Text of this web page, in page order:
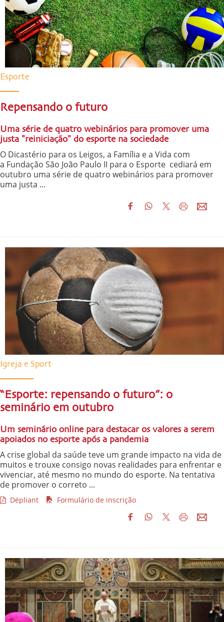
Esporte
Repensando o futuro
Uma série de quatro webinários para promover uma
justa "reiniciação" do esporte na sociedade
O Dicastério para os Leigos, a Família e a Vida com
a Fundação São João Paulo II para o Esporte cediará em
outubro uma série de quatro webinários para promover
uma justa ...
Igreja e Sport
“Esporte: repensando o futuro”: o
seminário em outubro
Um seminário online para destacar os valores a serem
apoiados no esporte após a pandemia
A crise global da saúde teve um grande impacto na vida de
muitos e trouxe consigo novas realidades para enfrentar e
vivenciar, até mesmo no mundo do esporte. Na tentativa
de promover o correto ...
Dépliant Formulário de inscrição